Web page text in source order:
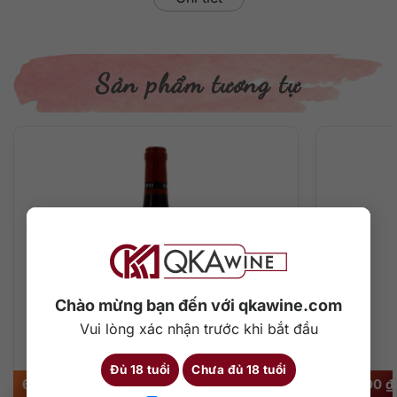
Chào mừng bạn đến với qkawine.com
Vui lòng xác nhận trước khi bắt đầu
Đủ 18 tuổi Chưa đủ 18 tuổi
Sản phẩm tương tự
640.000 430.000₫